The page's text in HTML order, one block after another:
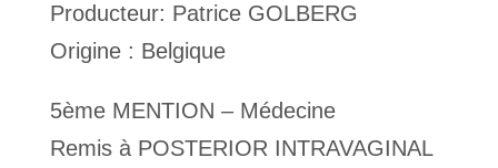
Producteur: Patrice GOLBERG
Origine : Belgique
5ème MENTION – Médecine
Remis à POSTERIOR INTRAVAGINAL